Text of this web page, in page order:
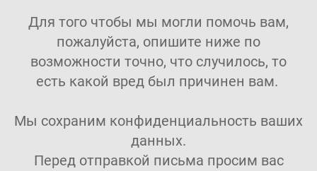
Для того чтобы мы могли помочь вам,
пожалуйста, опишите ниже по
возможности точно, что случилось, то
есть какой вред был причинен вам.
Мы сохраним конфиденциальность ваших
данных.
Перед отправкой письма просим вас